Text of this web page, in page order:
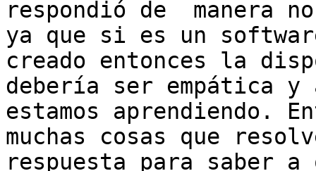
respondió de  manera
ya que si es un
creado entonces la
debería ser empática
estamos aprendiendo.
muchas cosas que
respuesta para saber a